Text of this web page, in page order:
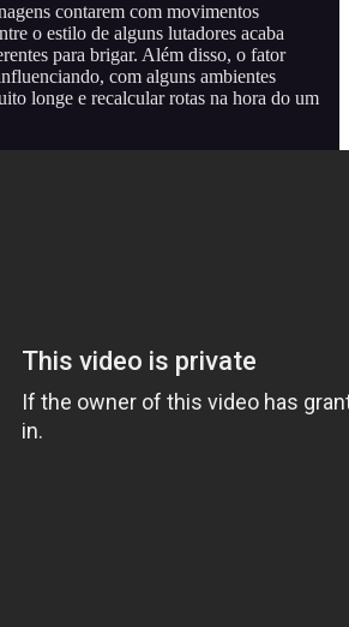
contarem com movimentos
o estilo de alguns lutadores acaba
para brigar. Além disso, o fator
com alguns ambientes
longe e recalcular rotas na hora do um